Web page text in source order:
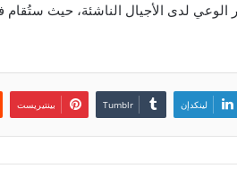
لدى الأجيال الناشئة، حيث ستُقام
لينكدإن بينتيريست